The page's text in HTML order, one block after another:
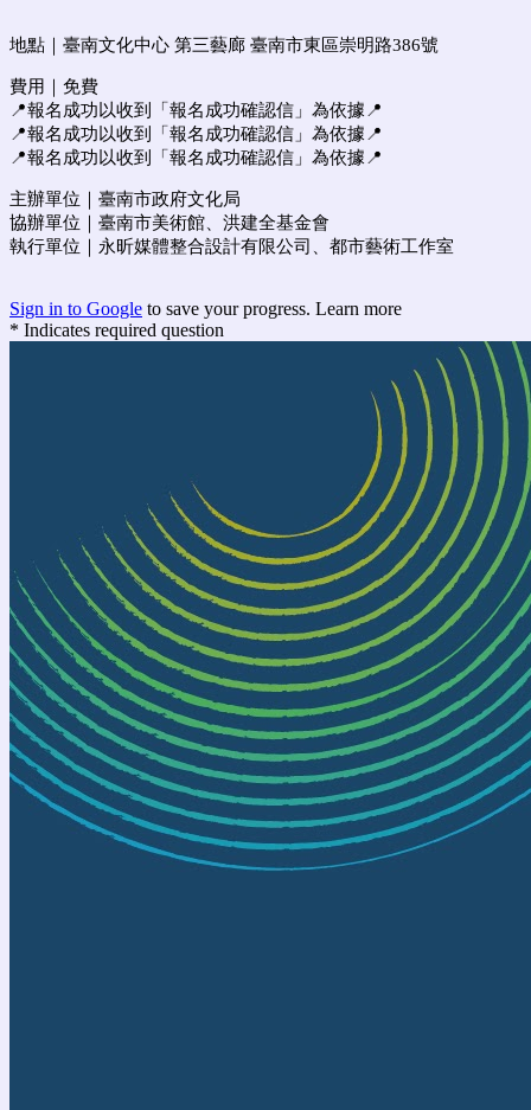
地點｜ 臺南文化中心 第三藝廊 臺南市東區崇明路386號
費用｜免費
📍報名成功以收到 「 報名成功確認信 」 為依據 📍
📍報名成功以收到
「 報名成功確認信 」 為依據📍
📍報名成功以收到
「 報名成功確認信 」 為依據📍
主辦單位｜臺南市政府文化局
協辦單位｜臺南市美術館、洪建全基金會
執行單位｜永昕媒體整合設計有限公司、都市藝術工作室
Sign in to Google to save your progress. Learn more
* Indicates required question